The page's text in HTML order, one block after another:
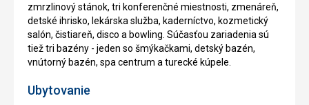
zmrzlinový stánok, tri konferenčné miestnosti, zmenáreň,
detské ihrisko, lekárska služba, kaderníctvo, kozmetický
salón, čistiareň, disco a bowling. Súčasťou zariadenia sú
tiež tri bazény - jeden so šmýkačkami, detský bazén,
vnútorný bazén, spa centrum a turecké kúpele.
Ubytovanie